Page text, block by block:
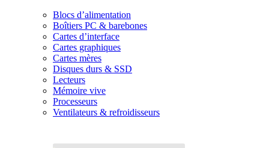
Blocs d’alimentation
Boîtiers PC & barebones
Cartes d’interface
Cartes graphiques
Cartes mères
Disques durs & SSD
Lecteurs
Mémoire vive
Processeurs
Ventilateurs & refroidisseurs